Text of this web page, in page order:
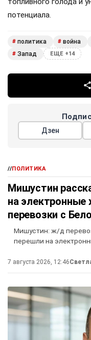
потенциала.
# политика # война
# Запад ЕЩЕ +14
Дзен
//ПОЛИТИКА
Мишустин
на
перевозки с
Мишустин: ж/д
перешли на
7 августа 2026, 12:46